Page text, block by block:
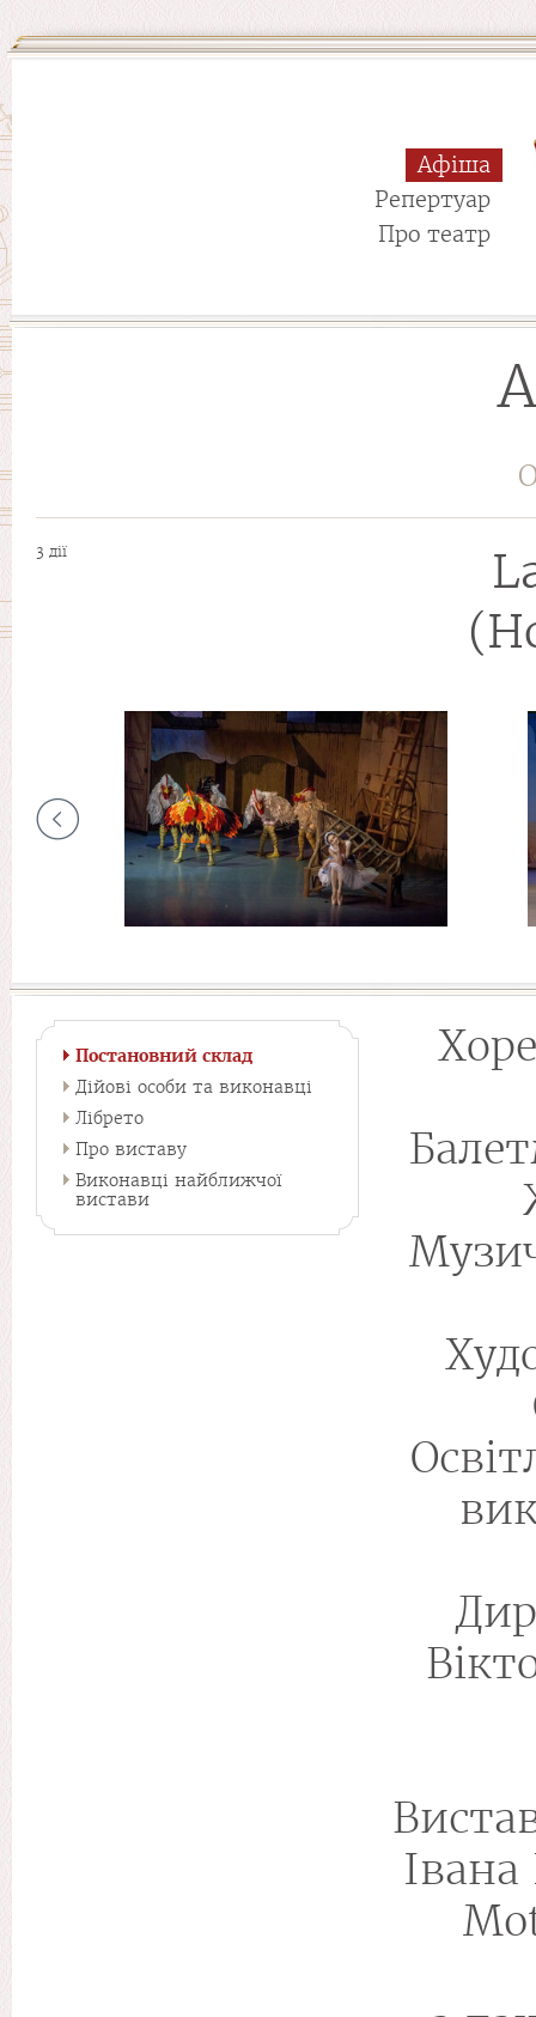
Афіша
Репертуар
Про театр
3 дії
Постановний склад
Дійові особи та виконавці
Лібрето
Про виставу
Виконавці найближчої
вистави